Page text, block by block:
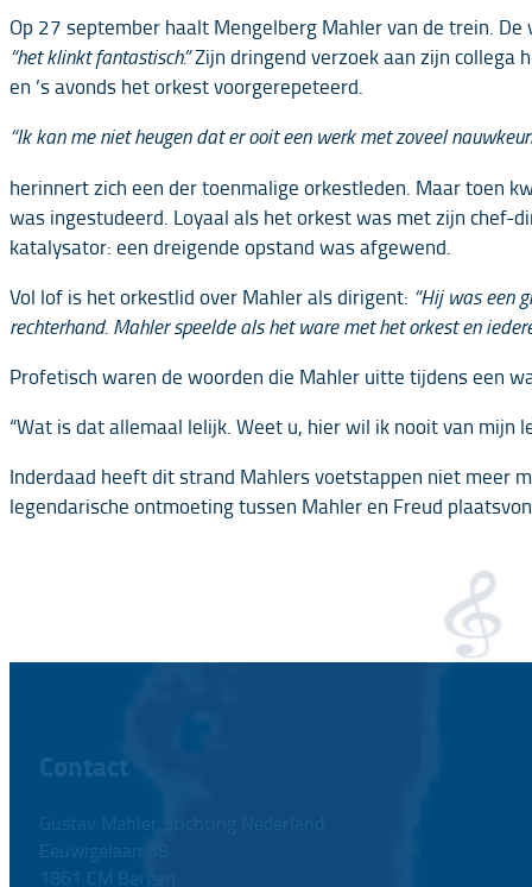
Op 27 september haalt Mengelberg Mahler van de trein.
“het klinkt fantastisch.”Zijn dringend verzoek aan zijn collega
en ’s avonds het orkest voorgerepeteerd.
“Ik kan me niet heugen dat er ooit een werk met zoveel
herinnert zich een der toenmalige orkestleden. Maar toen
was ingestudeerd. Loyaal als het orkest was met zijn chef-
katalysator: een dreigende opstand was afgewend.
Vol lof is het orkestlid over Mahler als dirigent: “Hij was een
rechterhand. Mahler speelde als het ware met het orkest en
Profetisch waren de woorden die Mahler uitte tijdens een
“Wat is dat allemaal lelijk. Weet u, hier wil ik nooit van mijn
Inderdaad heeft dit strand Mahlers voetstappen niet meer
legendarische ontmoeting tussen Mahler en Freud
Contact
Gustav Mahler Stichting Nederland
Eeuwigelaan 38
1861 CM Bergen